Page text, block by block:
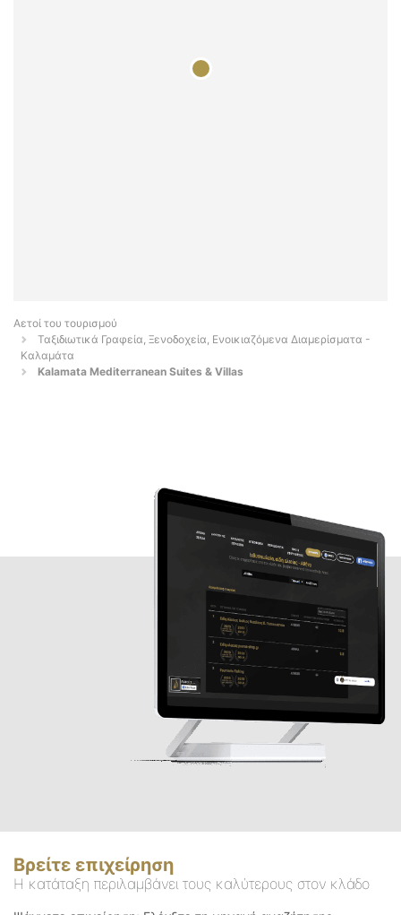
Αετοί του τουρισμού
Ταξιδιωτικά Γραφεία, Ξενοδοχεία, Ενοικιαζόμενα Διαμερίσματα -
Καλαμάτα
Kalamata Mediterranean Suites & Villas
Βρείτε επιχείρηση
Η κατάταξη περιλαμβάνει τους καλύτερους στον κλάδο